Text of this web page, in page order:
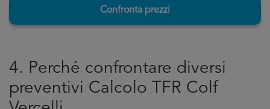
Confronta prezzi
4. Perché confrontare diversi
preventivi Calcolo TFR Colf